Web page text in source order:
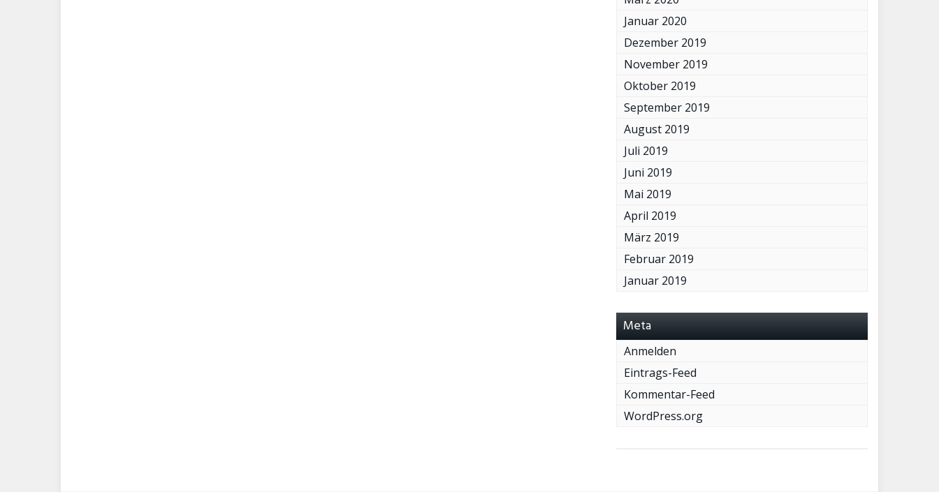
Januar 2020
Dezember 2019
November 2019
Oktober 2019
September 2019
August 2019
Juli 2019
Juni 2019
Mai 2019
April 2019
März 2019
Februar 2019
Januar 2019
Meta
Anmelden
Eintrags-Feed
Kommentar-Feed
WordPress.org